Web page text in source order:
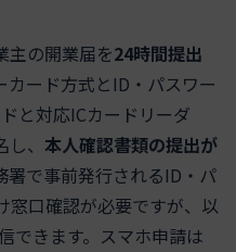
主の開業届を24時間提出
ード方式とID・パスワー
と対応ICカードリーダ
、 本人確認書類の提出が
署で事前発行されるID・パ
窓口確認が必要ですが、以
できます。スマホ申請は